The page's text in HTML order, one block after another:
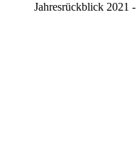
Jahresrückblick 2021